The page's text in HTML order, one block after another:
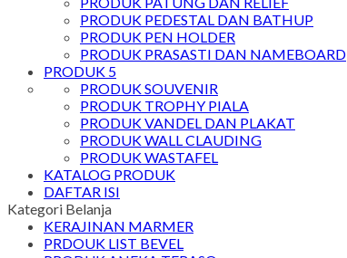
PRODUK PEDESTAL DAN BATHUP
PRODUK PEN HOLDER
PRODUK PRASASTI DAN NAMEBOARD
PRODUK 5
PRODUK SOUVENIR
PRODUK TROPHY PIALA
PRODUK VANDEL DAN PLAKAT
PRODUK WALL CLAUDING
PRODUK WASTAFEL
KATALOG PRODUK
DAFTAR ISI
Kategori Belanja
KERAJINAN MARMER
PRDOUK LIST BEVEL